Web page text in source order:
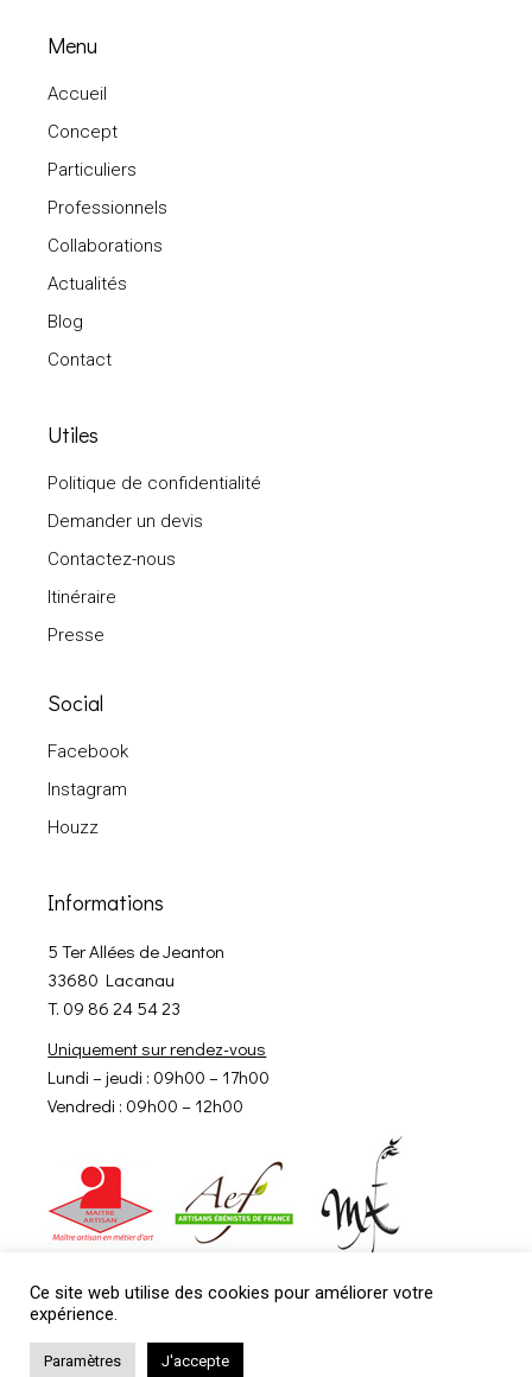
Menu
Accueil
Concept
Particuliers
Professionnels
Collaborations
Actualités
Blog
Contact
Utiles
Politique de confidentialité
Demander un devis
Contactez-nous
Itinéraire
Presse
Social
Facebook
Instagram
Houzz
Informations
5 Ter Allées de Jeanton
33680 Lacanau
T. 09 86 24 54 23
Uniquement sur rendez-vous
Lundi – jeudi : 09h00 – 17h00
Vendredi : 09h00 – 12h00
Ce site web utilise des cookies pour améliorer votre
expérience.
Paramètres J'accepte